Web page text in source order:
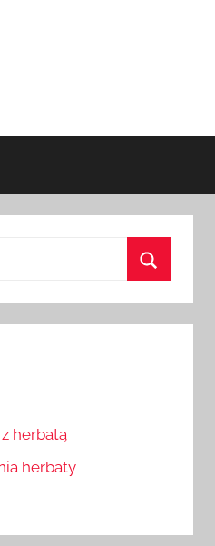
herbatą
herbaty